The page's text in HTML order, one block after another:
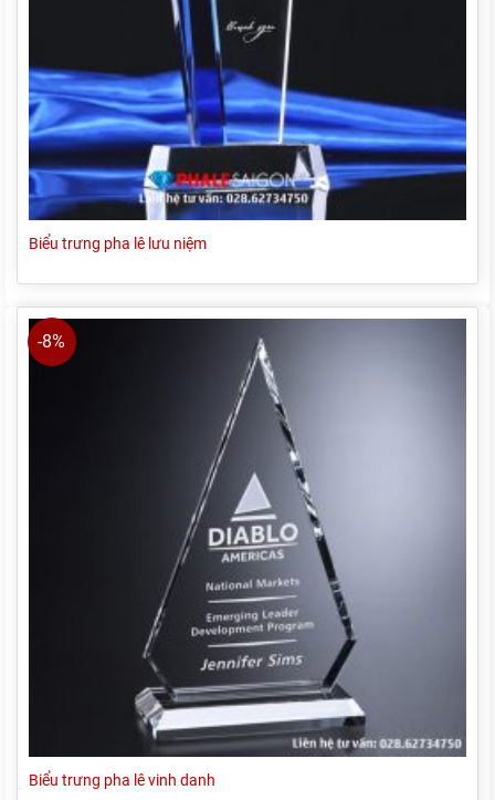
Biểu trưng pha lê lưu niệm
-8%
Biểu trưng pha lê vinh danh